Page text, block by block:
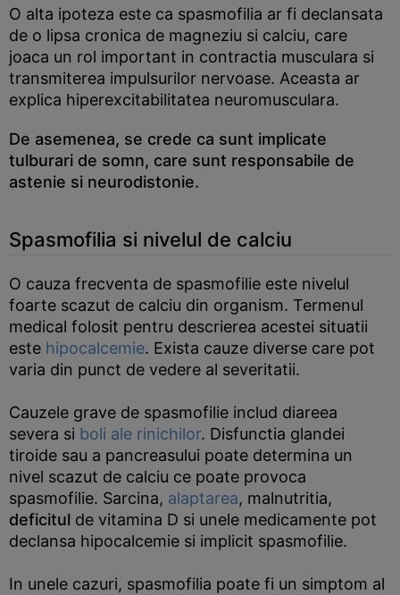
O alta ipoteza este ca spasmofilia ar fi declansata
de o lipsa cronica de magneziu si calciu, care
joaca un rol important in contractia musculara si
transmiterea impulsurilor nervoase. Aceasta ar
explica hiperexcitabilitatea neuromusculara.
De asemenea, se crede ca sunt implicate
tulburari de somn, care sunt responsabile de
astenie si neurodistonie.
Spasmofilia si nivelul de calciu
O cauza frecventa de spasmofilie este nivelul
foarte scazut de calciu din organism. Termenul
medical folosit pentru descrierea acestei situatii
este hipocalcemie. Exista cauze diverse care pot
varia din punct de vedere al severitatii.
Cauzele grave de spasmofilie includ diareea
severa si boli ale rinichilor. Disfunctia glandei
tiroide sau a pancreasului poate determina un
nivel scazut de calciu ce poate provoca
spasmofilie. Sarcina, alaptarea, malnutritia,
deficitul de vitamina D si unele medicamente pot
declansa hipocalcemie si implicit spasmofilie.
In unele cazuri, spasmofilia poate fi un simptom al